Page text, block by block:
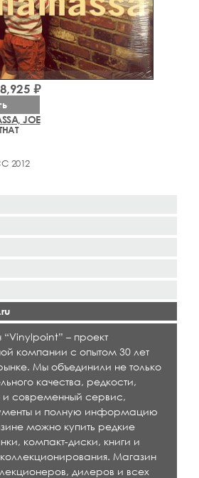
JOE
2012
8,925 ₽
“Vinylpoint” – проект
компании с опытом 30 лет
Мы объединили не только
качества, редкости,
и современный сервис,
и полную информацию
можно купить редкие
компакт-диски, книги и
Магазин
дилеров и всех